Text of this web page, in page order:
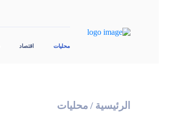
محليات اقتصاد
الرئيسية / محليات